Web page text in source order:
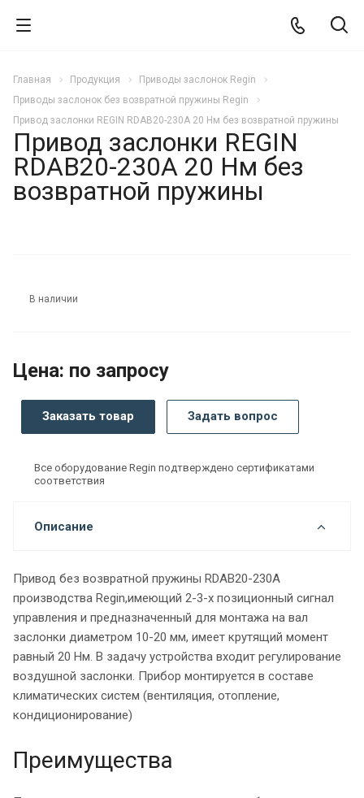
Главная Продукция
Приводы заслонок Regin
Приводы заслонок без возвратной пружины Regin
Привод заслонки REGIN RDAB20-230A 20 Нм без возвратной пружины
Привод заслонки REGIN
RDAB20-230A 20 Нм без
возвратной пружины
В наличии
Цена: по запросу
Заказать товар Задать вопрос
Все оборудование Regin подтверждено сертификатами
соответствия
Описание
Привод без возвратной пружины RDAB20-230A
производства Regin,имеющий 2-3-х позиционный сигнал
управления и предназначенный для монтажа на вал
заслонки диаметром 10-20 мм, имеет крутящий момент
равный 20 Нм. В задачу устройства входит регулирование
воздушной заслонки. Прибор монтируется в составе
климатических систем (вентиляция, отопление,
кондиционирование)
Преимущества